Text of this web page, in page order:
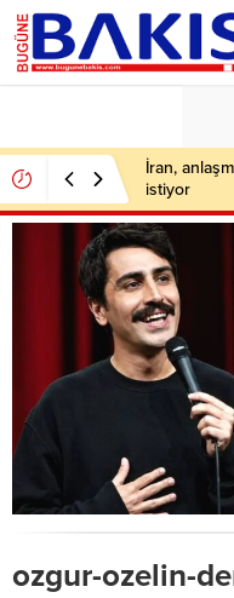
İran,
istiyor
ozgur-ozelin-